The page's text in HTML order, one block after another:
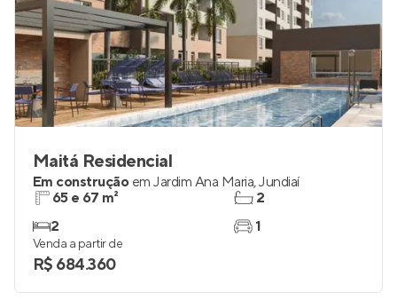
Maitá Residencial
Em construção em Jardim Ana Maria,Jundiaí
65 e 67 m²
2
2
1
Venda a partir de
R$ 684.360